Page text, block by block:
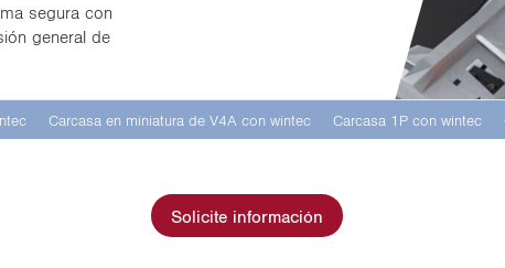
se­gu­ra con
ge­ne­ral de
Carcasa en miniatura de V4A con wintec Carcasa 1P con wintec
Solicite información